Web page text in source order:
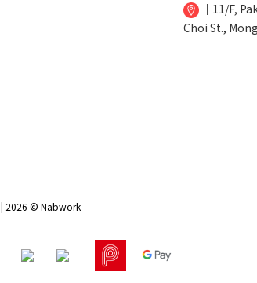
│ 11/F,
Choi St.,
| 2026 © Nabwork